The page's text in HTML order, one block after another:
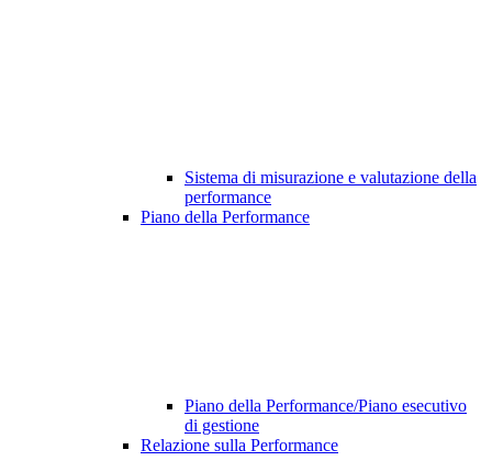
Sistema di misurazione e valutazione della
performance
Piano della Performance
Piano della Performance/Piano esecutivo
di gestione
Relazione sulla Performance